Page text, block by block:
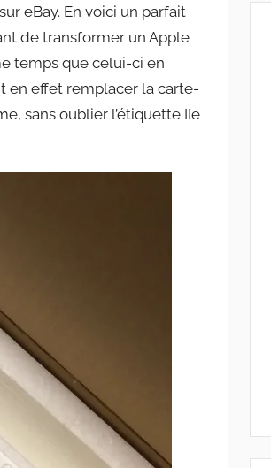
eBay. En voici un parfait
de transformer un Apple
temps que celui-ci en
en effet remplacer la carte-
sans oublier l’étiquette IIe